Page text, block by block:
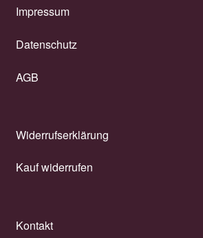
Impressum
Datenschutz
AGB
Widerrufserklärung
Kauf widerrufen
Kontakt